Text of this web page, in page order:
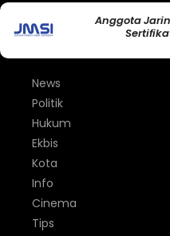
Anggota
News
Politik
Hukum
Ekbis
Kota
Info
Cinema
Tips